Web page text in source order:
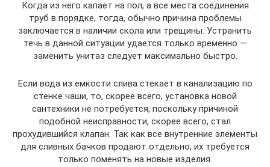
Когда из него капает на пол, а все места соединения
труб в порядке, тогда, обычно причина проблемы
заключается в наличии скола или трещины. Устранить
течь в данной ситуации удается только временно —
заменить унитаз следует максимально быстро.
Если вода из емкости слива стекает в канализацию по
стенке чаши, то, скорее всего, установка новой
сантехники не потребуется, поскольку причиной
подобной неисправности, скорее всего, стал
прохудившийся клапан. Так как все внутренние элементы
для сливных бачков продают отдельно, их требуется
только поменять на новые изделия.